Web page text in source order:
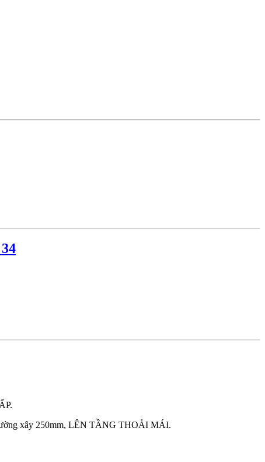
xây 250mm, LÊN TẦNG THOẢI MÁI.